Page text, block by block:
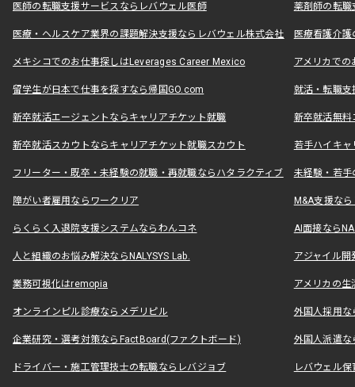
医師の転職支援サービスならレバウェル医師 薬剤師の転
医療・ヘルスケア業界の課題解決支援ならレバウェル株式会社 医療看護介
メキシコでのお仕事探しはLeverages Career Mexico アメリカで
留学生が日本で仕事を探すなら帰国GO.com 就活・転職
新卒就活エージェントならキャリアチケット就職 新卒就活無料
新卒就活スカウトならキャリアチケット就職スカウト 若手ハイキ
フリーター・既卒・未経験の就職・再就職ならハタラクティブ 未経験・若手
障がい者雇用ならワークリア M&A支援な
らくらく入退院支援システムならわんコネ AI面接なら
人と組織のお悩み解決ならNALYSYS Lab. アジャイル
業務可視化はremopia アメリカの
オンラインピル診療ならメデリピル 外国人採用
企業研究・選考対策ならFactBoard(ファクトボード) 外国人派遣な
ドライバー・施工管理技士の転職ならレバジョブ レバウェル